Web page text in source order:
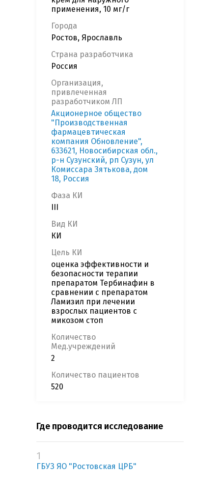
применения, 10 мг/г
Города
Ростов, Ярославль
Страна разработчика
Россия
Организация,
привлеченная
разработчиком ЛП
Акционерное общество
"Производственная
фармацевтическая
компания Обновление",
633621, Новосибирская обл.,
р-н Сузунский, рп Сузун, ул
Комиссара Зятькова, дом
18, Россия
Фаза КИ
Вид КИ
КИ
Цель КИ
оценка эффективности и
безопасности терапии
препаратом Тербинафин в
сравнении с препаратом
Ламизил при лечении
взрослых пациентов с
микозом стоп
Количество
Мед.учреждений
2
Количество пациентов
520
Где проводится исследование
1
ГБУЗ ЯО "Ростовская ЦРБ"